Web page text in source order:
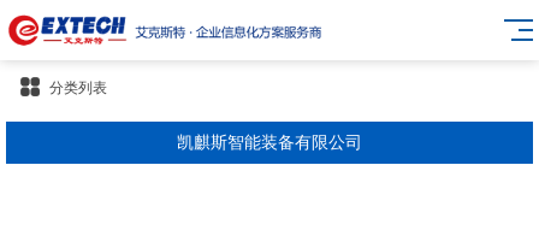
分类列表
凯麒斯智能装备有限公司